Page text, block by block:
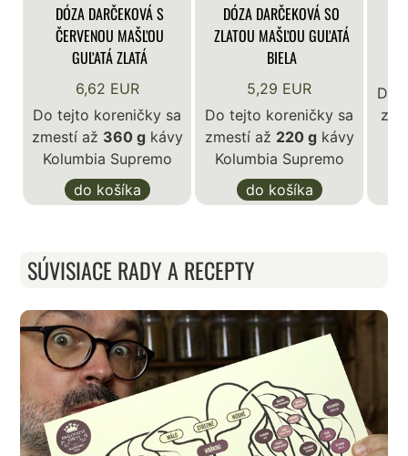
DÓZA DARČEKOVÁ S
ČERVENOU MAŠĽOU
GUĽATÁ ZLATÁ
6,62 EUR
Do tejto koreničky sa
zmestí až 360 gkávy
Kolumbia Supremo
do košíka
DÓZA DARČEKOVÁ SO
ZLATOU MAŠĽOU GUĽATÁ
BIELA
5,29 EUR
Do tejto koreničky sa
zmestí až 220 gkávy
Kolumbia Supremo
do košíka
Do
SÚVISIACE RADY A RECEPTY